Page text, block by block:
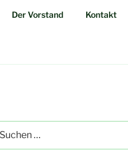
Der Vorstand Kontakt